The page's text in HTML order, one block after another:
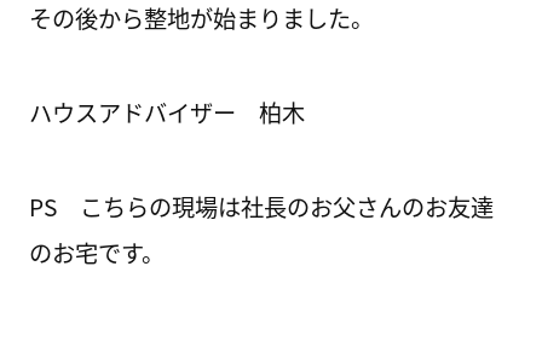
その後から整地が始まりました。
ハウスアドバイザー 柏木
PS こちらの現場は社長のお父さんのお友達
のお宅です。